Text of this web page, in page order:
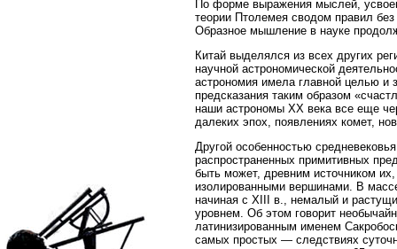
По форме выражения мыслей,
теории Птолемея сводом правил
Образное мышление в науке
Китай выделялся из всех других
научной астрономической
астрономия имела главной целью и
предсказания таким образом
наши астрономы XX века все еще
далеких эпох, появлениях комет,
Другой особенностью
распространенных примитивных
быть может, древним источником
изолированными вершинами. В
начиная с XIII в., немалый и
уровнем. Об этом говорит
латинизированным именем
самых простых — следствиях